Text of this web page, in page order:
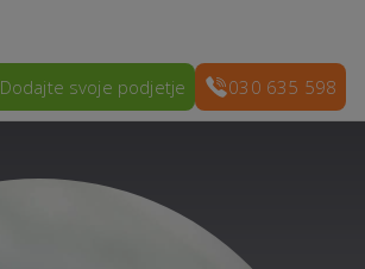
Dodajte svoje podjetje 030 635 598